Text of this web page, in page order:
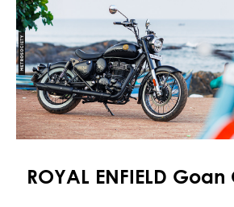
ROYAL ENFIELD